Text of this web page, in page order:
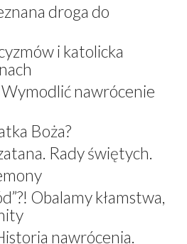
droga do
i katolicka
nawrócenie
Boża?
Rady świętych.
Obalamy kłamstwa,
nawrócenia.